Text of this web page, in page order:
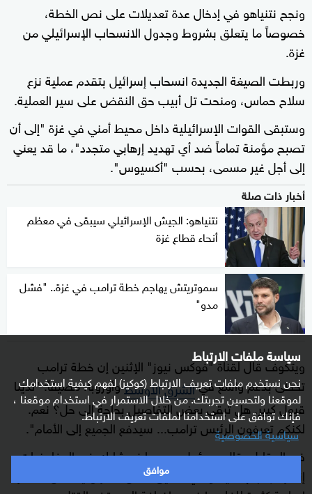
سياسة ملفات الارتباط
نحن نستخدم ملفات تعريف الارتباط (كوكيز) لفهم كيفية استخدامك
لموقعنا ولتحسين تجربتك. من خلال الاستمرار في استخدام موقعنا ،
فإنك توافق على استخدامنا لملفات تعريف الارتباط.
سياسية الخصوصية
موافق
ونجح نتنياهو في إدخال عدة تعديلات على نص الخطة،
خصوصاً ما يتعلق بشروط وجدول الانسحاب الإسرائيلي من
غزة.
وربطت الصيغة الجديدة انسحاب إسرائيل بتقدم عملية نزع
سلاح حماس، ومنحت تل أبيب حق النقض على سير العملية.
وستبقى القوات الإسرائيلية داخل محيط أمني في غزة "إلى أن
تصبح مؤمنة تماماً ضد أي تهديد إرهابي متجدد"، ما قد يعني
إلى أجل غير مسمى، بحسب "أكسيوس".
أخبار ذات صلة
نتنياهو: الجيش الإسرائيلي سيبقى في معظم
أنحاء قطاع غزة
سموتريتش يهاجم خطة ترامب في غزة.. "فشل
مدو"
ويتكوف قال لقناة "فوكس نيوز" الإثنين إن خطة ترامب
تحظى بدعم واسع فيالشرق الأوسطوأوروبا، مضيفاً: "لدينا
قبول كبير. هل تبقى بعض التفاصيل بحاجة إلى حل؟ نعم.
لكنكم تعرفون الرئيس ترامب... سيدفع الجميع إلى الأمام".
في المقابل، قال مسؤول عربي بارز مشارك في المفاوضات
إنه رغم نجاح نتنياهو في تعديل النص، ما زال يتضمن عناصر